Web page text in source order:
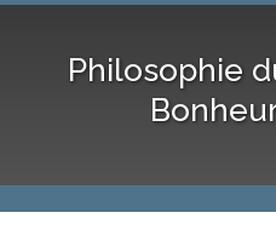
Philosophie